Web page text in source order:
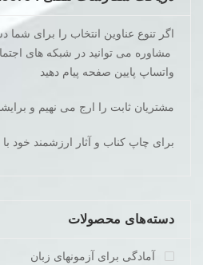
اگر تنوع عناوین انتخاب را برای
مشاوره می توانید در شبکه های
واتساپ پایین صفحه پیام دهید
مشتریان ثابت را ارج می نهیم و
برای چاپ کناب و آثار ارزشمند خود با
دسته‌های محصولات
آمادگی برای آزمونهای زبان